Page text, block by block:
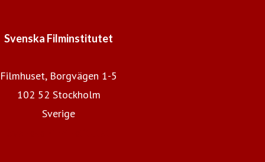
Svenska Filminstitutet
Filmhuset, Borgvägen 1-5
102 52 Stockholm
Sverige